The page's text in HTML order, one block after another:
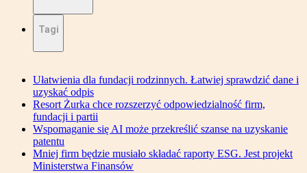
Tagi
Ułatwienia dla fundacji rodzinnych. Łatwiej sprawdzić dane i
uzyskać odpis
Resort Żurka chce rozszerzyć odpowiedzialność firm,
fundacji i partii
Wspomaganie się AI może przekreślić szanse na uzyskanie
patentu
Mniej firm będzie musiało składać raporty ESG. Jest projekt
Ministerstwa Finansów